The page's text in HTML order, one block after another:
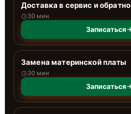
Доставка в сервис и обратно
30 мин
Записаться
Замена материнской платы
30 мин
Записаться